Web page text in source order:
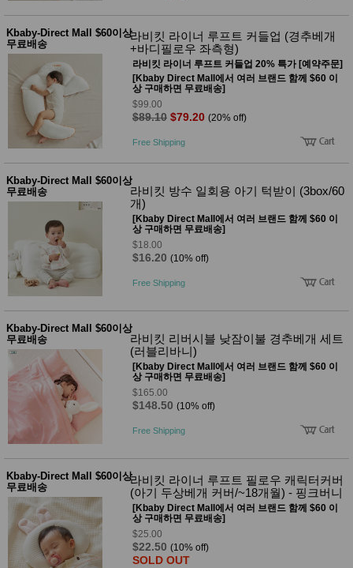
Kbaby-Direct Mall $60이상
무료배송
라비킷 라이너 루프트 커들업 (경추베개
+바디필로우 좌측형)
라비킷 라이너 루프트 커들업 20% 특가 [예약주문]
[Kbaby Direct Mall에서 여러 브랜드 함께 $60 이
상 구매하면 무료배송]
$99.00
$89.10 $79.20 (20% off)
Free Shipping
Kbaby-Direct Mall $60이상
무료배송
라비킷 방수 일회용 아기 턱받이 (3box/60
개)
[Kbaby Direct Mall에서 여러 브랜드 함께 $60 이
상 구매하면 무료배송]
$18.00
$16.20 (10% off)
Free Shipping
Kbaby-Direct Mall $60이상
무료배송
라비킷 리버시블 낮잠이불 경추베개 세트
(러블리바니)
[Kbaby Direct Mall에서 여러 브랜드 함께 $60 이
상 구매하면 무료배송]
$165.00
$148.50 (10% off)
Free Shipping
Kbaby-Direct Mall $60이상
무료배송
라비킷 라이너 루프트 필로우 캐릭터커버
(아기 두상베개 커버/~18개월) - 핑크버니
[Kbaby Direct Mall에서 여러 브랜드 함께 $60 이
상 구매하면 무료배송]
$25.00
$22.50 (10% off)
SOLD OUT